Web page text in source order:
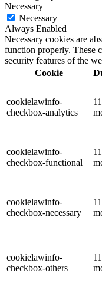
Necessary
Necessary
Always Enabled
Necessary cookies are
function properly. These
security features of the
Cookie
cookielawinfo-
checkbox-analytics
11
cookielawinfo-
checkbox-functional
11
cookielawinfo-
checkbox-necessary
11
cookielawinfo-
checkbox-others
11